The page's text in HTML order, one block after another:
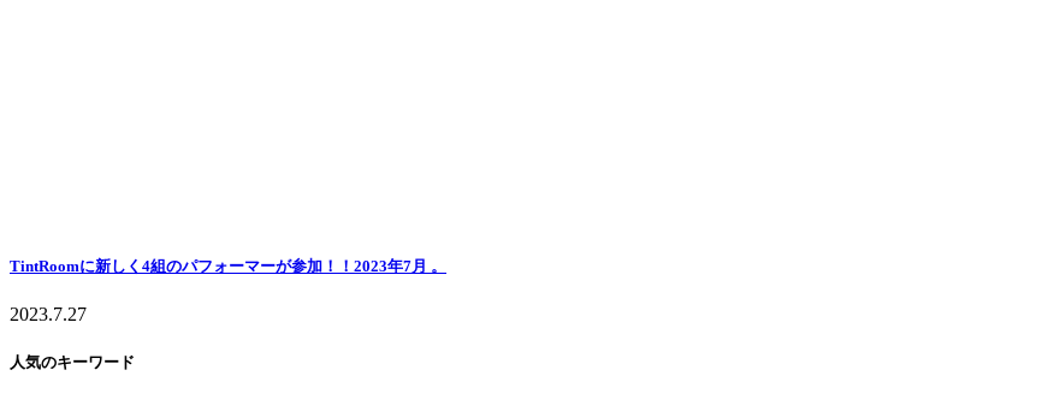
TintRoomに新しく4組のパフォーマーが参加！！2023年7月 。
2023.7.27
人気のキーワード